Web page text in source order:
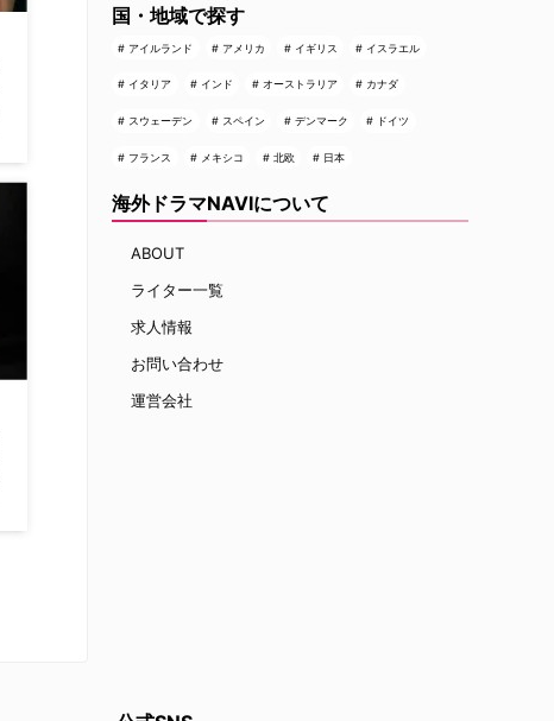
国・地域で探す
アイルランド アメリカ イギリス イスラエル
イタリア インド オーストラリア カナダ
スウェーデン スペイン デンマーク ドイツ
フランス メキシコ 北欧 日本
海外ドラマNAVIについて
ABOUT
ライター一覧
求人情報
お問い合わせ
運営会社